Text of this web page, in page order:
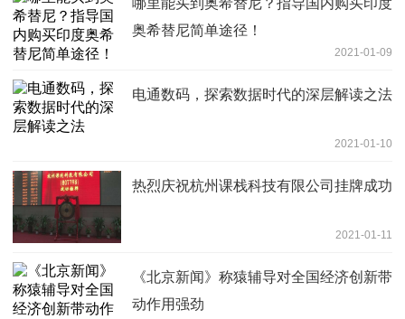
哪里能买到奥希替尼？指导国内购买印度
奥希替尼简单途径！
2021-01-09
电通数码，探索数据时代的深层解读之法
2021-01-10
热烈庆祝杭州课栈科技有限公司挂牌成功
2021-01-11
《北京新闻》称猿辅导对全国经济创新带
动作用强劲